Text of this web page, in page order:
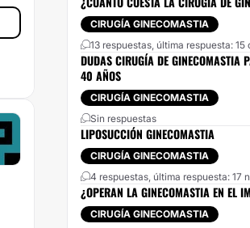
CIRUGÍA GINECOMASTIA
13 respuestas, última respuesta: 15
DUDAS CIRUGÍA DE GINECOMASTIA
40 AÑOS
CIRUGÍA GINECOMASTIA
Sin respuestas
LIPOSUCCIÓN GINECOMASTIA
CIRUGÍA GINECOMASTIA
4 respuestas, última respuesta: 17
¿OPERAN LA GINECOMASTIA EN EL
CIRUGÍA GINECOMASTIA